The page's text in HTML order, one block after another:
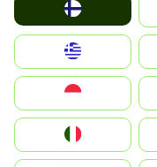
United Kingdom
Magyarország